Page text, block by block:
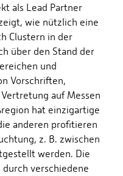
als Lead Partner
wie nützlich eine
Clustern in der
über den Stand der
und
Vorschriften,
auf Messen
hat einzigartige
anderen profitieren
z. B. zwischen
werden. Die
verschiedene